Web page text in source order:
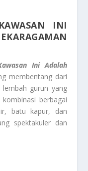
INI
Ini Adalah
membentang dari
gurun yang
berbagai
batu kapur, dan
spektakuler dan